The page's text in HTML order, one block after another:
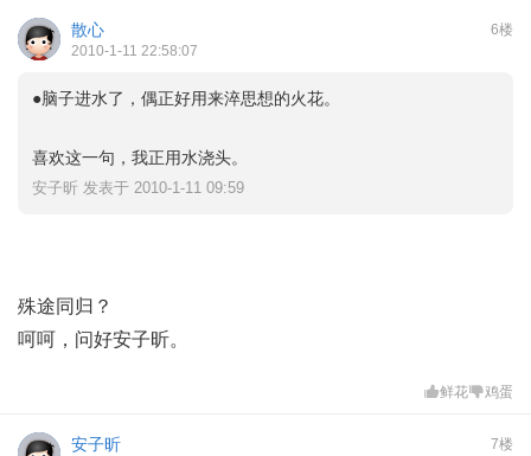
6楼
散心
2010-1-11 22:58:07
●脑子进水了，偶正好用来淬思想的火花。
喜欢这一句，我正用水浇头。
安子昕 发表于 2010-1-11 09:59
殊途同归？
呵呵，问好安子昕。
鲜花 鸡蛋
7楼
安子昕